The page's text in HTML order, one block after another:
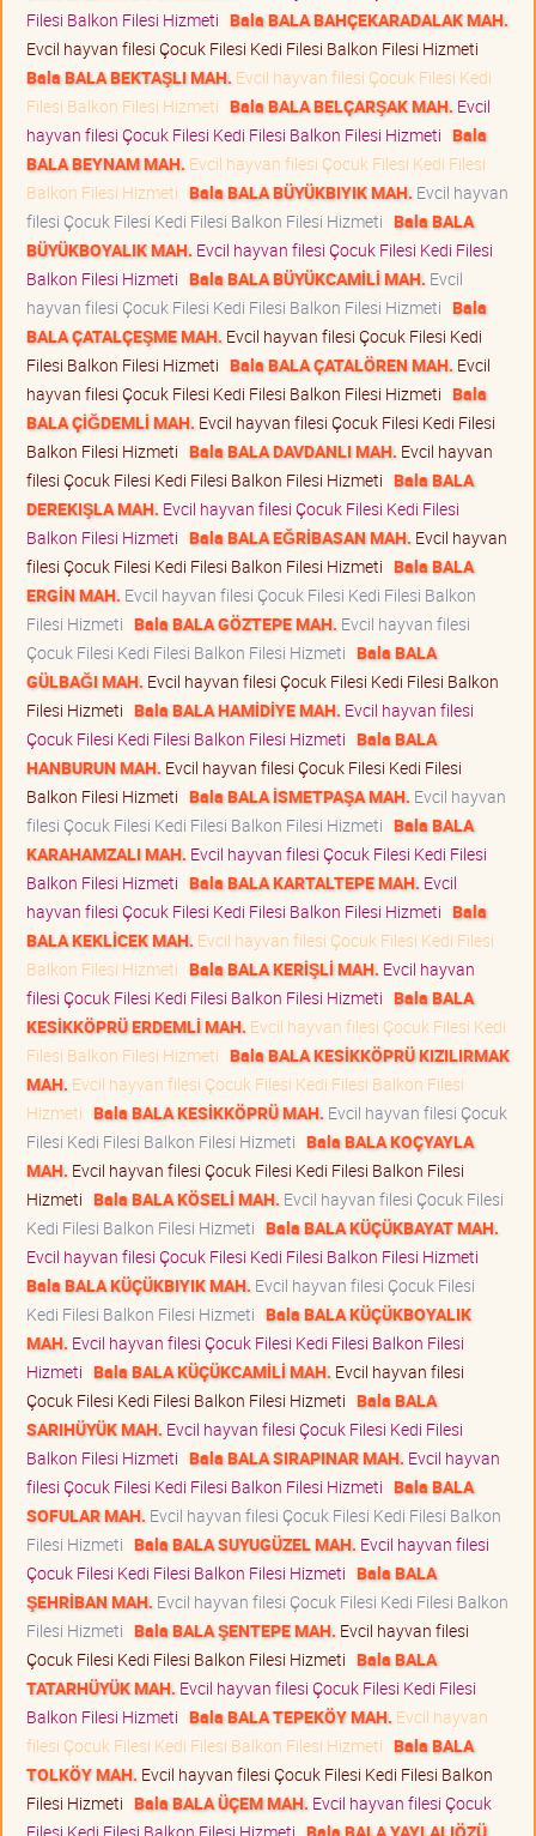
Filesi Balkon Filesi Hizmeti Bala BALA BAHÇEKARADALAK MAH.
Evcil hayvan filesi Çocuk Filesi Kedi Filesi Balkon Filesi Hizmeti
Bala BALA BEKTAŞLI MAH. Evcil hayvan filesi Çocuk Filesi Kedi
Filesi Balkon Filesi Hizmeti Bala BALA BELÇARŞAK MAH. Evcil
hayvan filesi Çocuk Filesi Kedi Filesi Balkon Filesi Hizmeti Bala
BALA BEYNAM MAH. Evcil hayvan filesi Çocuk Filesi Kedi Filesi
Balkon Filesi Hizmeti Bala BALA BÜYÜKBIYIK MAH. Evcil hayvan
filesi Çocuk Filesi Kedi Filesi Balkon Filesi Hizmeti Bala BALA
BÜYÜKBOYALIK MAH. Evcil hayvan filesi Çocuk Filesi Kedi Filesi
Balkon Filesi Hizmeti Bala BALA BÜYÜKCAMİLİ MAH. Evcil
hayvan filesi Çocuk Filesi Kedi Filesi Balkon Filesi Hizmeti Bala
BALA ÇATALÇEŞME MAH. Evcil hayvan filesi Çocuk Filesi Kedi
Filesi Balkon Filesi Hizmeti Bala BALA ÇATALÖREN MAH. Evcil
hayvan filesi Çocuk Filesi Kedi Filesi Balkon Filesi Hizmeti Bala
BALA ÇİĞDEMLİ MAH. Evcil hayvan filesi Çocuk Filesi Kedi Filesi
Balkon Filesi Hizmeti Bala BALA DAVDANLI MAH. Evcil hayvan
filesi Çocuk Filesi Kedi Filesi Balkon Filesi Hizmeti Bala BALA
DEREKIŞLA MAH. Evcil hayvan filesi Çocuk Filesi Kedi Filesi
Balkon Filesi Hizmeti Bala BALA EĞRİBASAN MAH. Evcil hayvan
filesi Çocuk Filesi Kedi Filesi Balkon Filesi Hizmeti Bala BALA
ERGİN MAH. Evcil hayvan filesi Çocuk Filesi Kedi Filesi Balkon
Filesi Hizmeti Bala BALA GÖZTEPE MAH. Evcil hayvan filesi
Çocuk Filesi Kedi Filesi Balkon Filesi Hizmeti Bala BALA
GÜLBAĞI MAH. Evcil hayvan filesi Çocuk Filesi Kedi Filesi Balkon
Filesi Hizmeti Bala BALA HAMİDİYE MAH. Evcil hayvan filesi
Çocuk Filesi Kedi Filesi Balkon Filesi Hizmeti Bala BALA
HANBURUN MAH. Evcil hayvan filesi Çocuk Filesi Kedi Filesi
Balkon Filesi Hizmeti Bala BALA İSMETPAŞA MAH. Evcil hayvan
filesi Çocuk Filesi Kedi Filesi Balkon Filesi Hizmeti Bala BALA
KARAHAMZALI MAH. Evcil hayvan filesi Çocuk Filesi Kedi Filesi
Balkon Filesi Hizmeti Bala BALA KARTALTEPE MAH. Evcil
hayvan filesi Çocuk Filesi Kedi Filesi Balkon Filesi Hizmeti Bala
BALA KEKLİCEK MAH. Evcil hayvan filesi Çocuk Filesi Kedi Filesi
Balkon Filesi Hizmeti Bala BALA KERİŞLİ MAH. Evcil hayvan
filesi Çocuk Filesi Kedi Filesi Balkon Filesi Hizmeti Bala BALA
KESİKKÖPRÜ ERDEMLİ MAH. Evcil hayvan filesi Çocuk Filesi Kedi
Filesi Balkon Filesi Hizmeti Bala BALA KESİKKÖPRÜ KIZILIRMAK
MAH. Evcil hayvan filesi Çocuk Filesi Kedi Filesi Balkon Filesi
Hizmeti Bala BALA KESİKKÖPRÜ MAH. Evcil hayvan filesi Çocuk
Filesi Kedi Filesi Balkon Filesi Hizmeti Bala BALA KOÇYAYLA
MAH. Evcil hayvan filesi Çocuk Filesi Kedi Filesi Balkon Filesi
Hizmeti Bala BALA KÖSELİ MAH. Evcil hayvan filesi Çocuk Filesi
Kedi Filesi Balkon Filesi Hizmeti Bala BALA KÜÇÜKBAYAT MAH.
Evcil hayvan filesi Çocuk Filesi Kedi Filesi Balkon Filesi Hizmeti
Bala BALA KÜÇÜKBIYIK MAH. Evcil hayvan filesi Çocuk Filesi
Kedi Filesi Balkon Filesi Hizmeti Bala BALA KÜÇÜKBOYALIK
MAH. Evcil hayvan filesi Çocuk Filesi Kedi Filesi Balkon Filesi
Hizmeti Bala BALA KÜÇÜKCAMİLİ MAH. Evcil hayvan filesi
Çocuk Filesi Kedi Filesi Balkon Filesi Hizmeti Bala BALA
SARIHÜYÜK MAH. Evcil hayvan filesi Çocuk Filesi Kedi Filesi
Balkon Filesi Hizmeti Bala BALA SIRAPINAR MAH. Evcil hayvan
filesi Çocuk Filesi Kedi Filesi Balkon Filesi Hizmeti Bala BALA
SOFULAR MAH. Evcil hayvan filesi Çocuk Filesi Kedi Filesi Balkon
Filesi Hizmeti Bala BALA SUYUGÜZEL MAH. Evcil hayvan filesi
Çocuk Filesi Kedi Filesi Balkon Filesi Hizmeti Bala BALA
ŞEHRİBAN MAH. Evcil hayvan filesi Çocuk Filesi Kedi Filesi Balkon
Filesi Hizmeti Bala BALA ŞENTEPE MAH. Evcil hayvan filesi
Çocuk Filesi Kedi Filesi Balkon Filesi Hizmeti Bala BALA
TATARHÜYÜK MAH. Evcil hayvan filesi Çocuk Filesi Kedi Filesi
Balkon Filesi Hizmeti Bala BALA TEPEKÖY MAH. Evcil hayvan
filesi Çocuk Filesi Kedi Filesi Balkon Filesi Hizmeti Bala BALA
TOLKÖY MAH. Evcil hayvan filesi Çocuk Filesi Kedi Filesi Balkon
Filesi Hizmeti Bala BALA ÜÇEM MAH. Evcil hayvan filesi Çocuk